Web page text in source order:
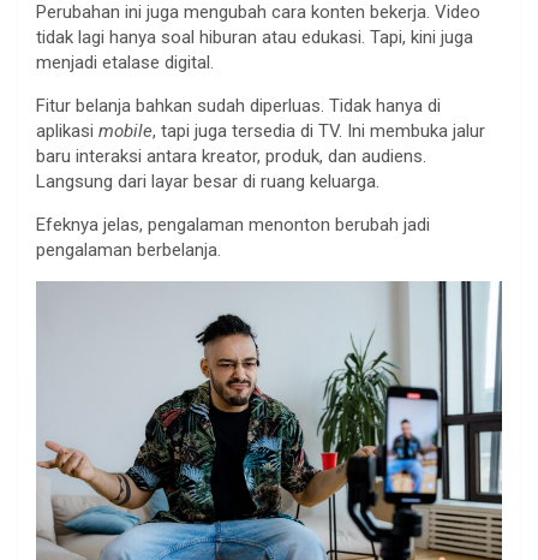
Perubahan ini juga mengubah cara konten bekerja. Video
tidak lagi hanya soal hiburan atau edukasi. Tapi, kini juga
menjadi etalase digital.
Fitur belanja bahkan sudah diperluas. Tidak hanya di
aplikasi mobile, tapi juga tersedia di TV. Ini membuka jalur
baru interaksi antara kreator, produk, dan audiens.
Langsung dari layar besar di ruang keluarga.
Efeknya jelas, pengalaman menonton berubah jadi
pengalaman berbelanja.